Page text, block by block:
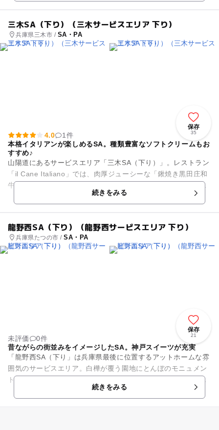
三木SA（下り）（三木サービスエリア 下り）
兵庫県三木市 / SA・PA
保存
35
4.0
1件
本格イタリアンが楽しめるSA。種類豊富なソフトクリームもお
すすめ♪
山陽道にあるサービスエリア「三木SA（下り）」。レストラン
「il Cane Italiano」では、肉厚ジューシーな「鍬焼き黒田庄和
牛ハンバーグ」や地元の食材をふんだんに使用したピザなど、
続きをみる
龍野西SA（下り）（龍野西サービスエリア 下り）
兵庫県たつの市 /SA・PA
保存
21
未評価
0件
昔ながらの街並みをイメージしたSA。神戸スイーツが充実
「龍野西SA（下り」は兵庫県最後に位置するアットホームな雰
囲気のサービスエリア。白樺が覆う園地にとんぼのモニュメン
トがあります。ゆったりとお食事できるレストラン『籠の蔵』
や、関西各県のお土産品を...続きをみる